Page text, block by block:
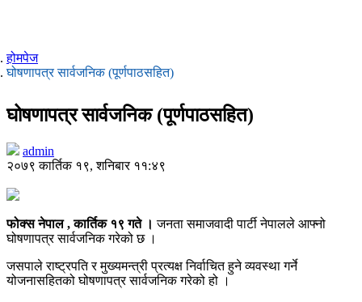
होमपेज
घोषणापत्र सार्वजनिक (पूर्णपाठसहित)
घोषणापत्र सार्वजनिक (पूर्णपाठसहित)
admin
२०७९ कार्तिक १९, शनिबार ११:४९
फोक्स नेपाल , कार्तिक १९ गते ।जनता समाजवादी पार्टी नेपालले आफ्नो
घोषणापत्र सार्वजनिक गरेको छ ।
जसपाले राष्ट्रपति र मुख्यमन्त्री प्रत्यक्ष निर्वाचित हुने व्यवस्था गर्ने
योजनासहितको घोषणापत्र सार्वजनिक गरेको हो ।